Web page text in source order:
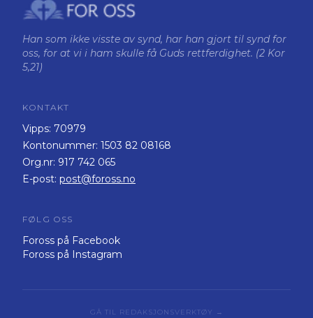
Han som ikke visste av synd, har han gjort til synd for
oss, for at vi i ham skulle få Guds rettferdighet. (2 Kor
5,21)
KONTAKT
Vipps: 70979
Kontonummer: 1503 82 08168
Org.nr: 917 742 065
E-post: post@foross.no
FØLG OSS
Foross på Facebook
Foross på Instagram
GÅ TIL REDAKSJONSVERKTØY →